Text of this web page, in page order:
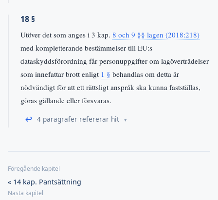
18 §
Utöver det som anges i 3 kap. 8 och 9 §§ lagen (2018:218)
med kompletterande bestämmelser till EU:s
dataskyddsförordning får personuppgifter om lagöverträdelser
som innefattar brott enligt 1 § behandlas om detta är
nödvändigt för att ett rättsligt anspråk ska kunna fastställas,
göras gällande eller försvaras.
↩ 4 paragrafer refererar hit
« 14 kap. Pantsättning